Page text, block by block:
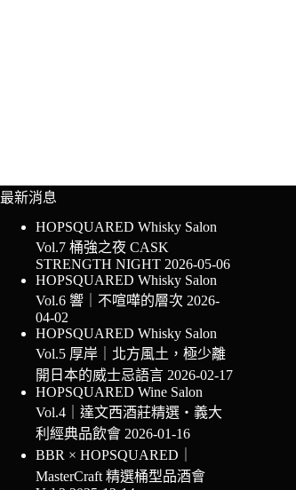
最新消息
HOPSQUARED Whisky Salon
Vol.7 桶強之夜 CASK
STRENGTH NIGHT 2026-05-06
HOPSQUARED Whisky Salon
Vol.6 響｜不喧嘩的層次 2026-
04-02
HOPSQUARED Whisky Salon
Vol.5 厚岸｜北方風土，極少離
開日本的威士忌語言 2026-02-17
HOPSQUARED Wine Salon
Vol.4｜達文西酒莊精選・義大
利經典品飲會 2026-01-16
BBR × HOPSQUARED｜
MasterCraft 精選桶型品酒會